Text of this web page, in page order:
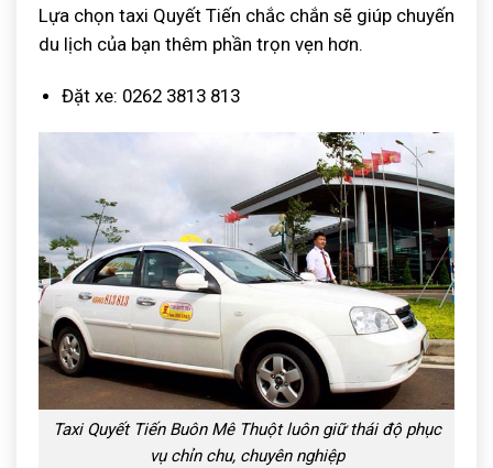
Lựa chọn taxi Quyết Tiến chắc chắn sẽ giúp chuyến
du lịch của bạn thêm phần trọn vẹn hơn.
Đặt xe: 0262 3813 813
Taxi Quyết Tiến Buôn Mê Thuột luôn giữ thái độ phục
vụ chỉn chu, chuyên nghiệp